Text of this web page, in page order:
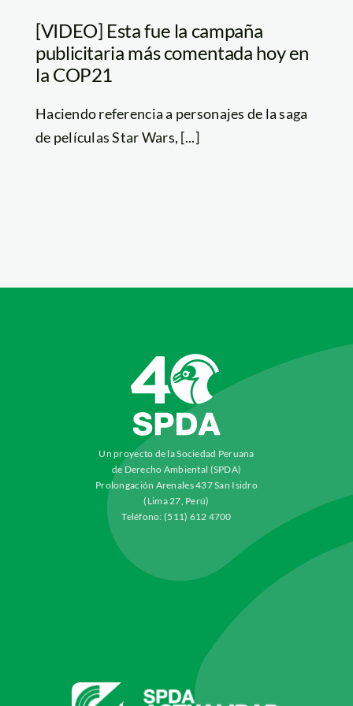
[VIDEO] Esta fue la campaña
publicitaria más comentada hoy en
la COP21
Haciendo referencia a personajes de la saga
de películas Star Wars, [...]
Un proyecto de la Sociedad Peruana
de Derecho Ambiental (SPDA)
Prolongación Arenales 437 San Isidro
(Lima 27, Perú)
Teléfono: (511) 612 4700